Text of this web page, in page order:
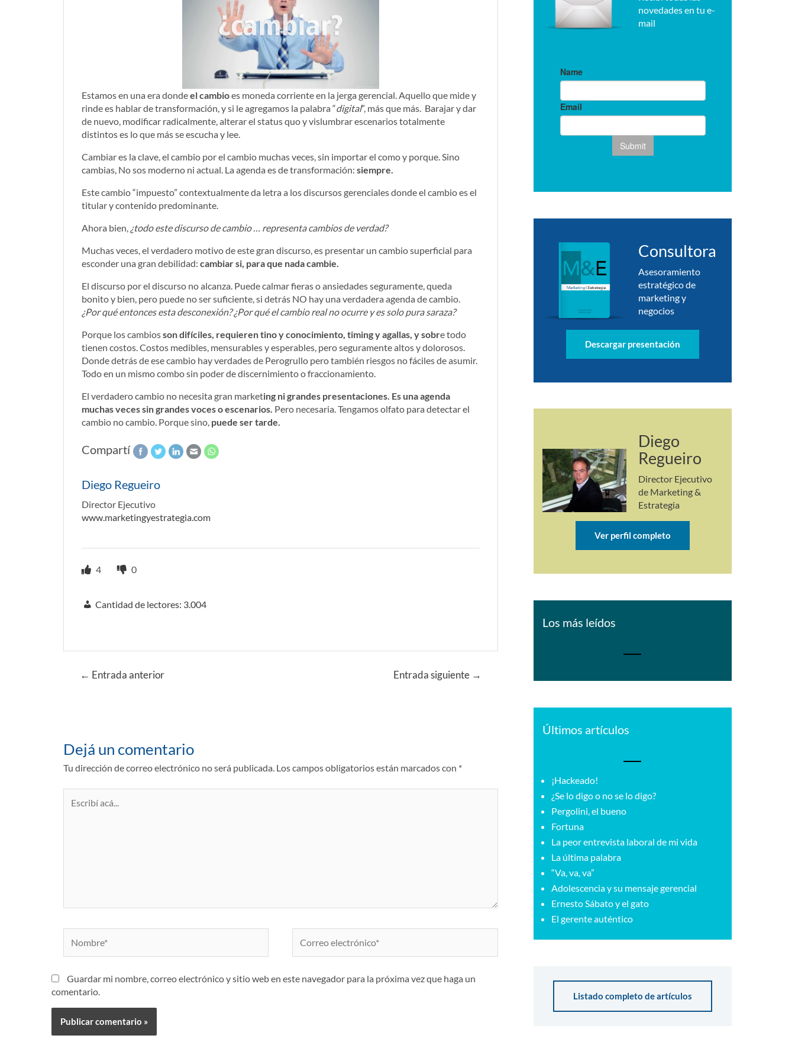
Estamos en una era dondeel cambioes moneda corriente en la jerga gerencial. Aquello que mide y
rinde es hablar de transformación, y si le agregamos la palabra “digital”, más que más. Barajar y dar
de nuevo, modificar radicalmente, alterar el status quo y vislumbrar escenarios totalmente
distintos es lo que más se escucha y lee.
Cambiar es la clave, el cambio por el cambio muchas veces, sin importar el como y porque. Sino
cambias, No sos moderno ni actual. La agenda es de transformación: siempre.
Este cambio “impuesto” contextualmente da letra a los discursos gerenciales donde el cambio es el
titular y contenido predominante.
Ahora bien, ¿todo este discurso de cambio … representa cambios de verdad?
Muchas veces, el verdadero motivo de este gran discurso, es presentar un cambio superficial para
esconder una gran debilidad: cambiar si, para que nada cambie.
El discurso por el discurso no alcanza. Puede calmar fieras o ansiedades seguramente, queda
bonito y bien, pero puede no ser suficiente, si detrás NO hay una verdadera agenda de cambio.
¿Por qué entonces esta desconexión? ¿Por qué el cambio real no ocurre y es solo pura saraza?
Porque los cambiosson difíciles, requieren tino y conocimiento, timing y agallas, y sobre todo
tienen costos. Costos medibles, mensurables y esperables, pero seguramente altos y dolorosos.
Donde detrás de ese cambio hay verdades de Perogrullo pero también riesgos no fáciles de asumir.
Todo en un mismo combo sin poder de discernimiento o fraccionamiento.
El verdadero cambio no necesita gran marketing ni grandes presentaciones. Es una agenda
muchas veces sin grandes voces o escenarios. Pero necesaria. Tengamos olfato para detectar el
cambio no cambio. Porque sino, puede ser tarde.
Compartí
Diego Regueiro
Director Ejecutivo
www.marketingyestrategia.com
4 0
Cantidad de lectores: 3.004
Navegación
← Entrada anterior Entrada siguiente →
Dejá un comentario
Tu dirección de correo electrónico no será publicada. Los campos obligatorios están marcados con *
acá...
electrónico*
Guardar mi nombre, correo electrónico y sitio web en este navegador para la próxima vez que haga un
comentario.
novedades en tu e-
mail
Consultora
Asesoramiento
estratégico de
marketing y
negocios
Descargar presentación
Diego
Regueiro
Director Ejecutivo
de Marketing &
Estrategia
Ver perfil completo
Los más leídos
Últimos artículos
¡Hackeado!
¿Se lo digo o no se lo digo?
Pergolini, el bueno
Fortuna
La peor entrevista laboral de mi vida
La última palabra
“Va, va, va”
Adolescencia y su mensaje gerencial
Ernesto Sábato y el gato
El gerente auténtico
Listado completo de artículos